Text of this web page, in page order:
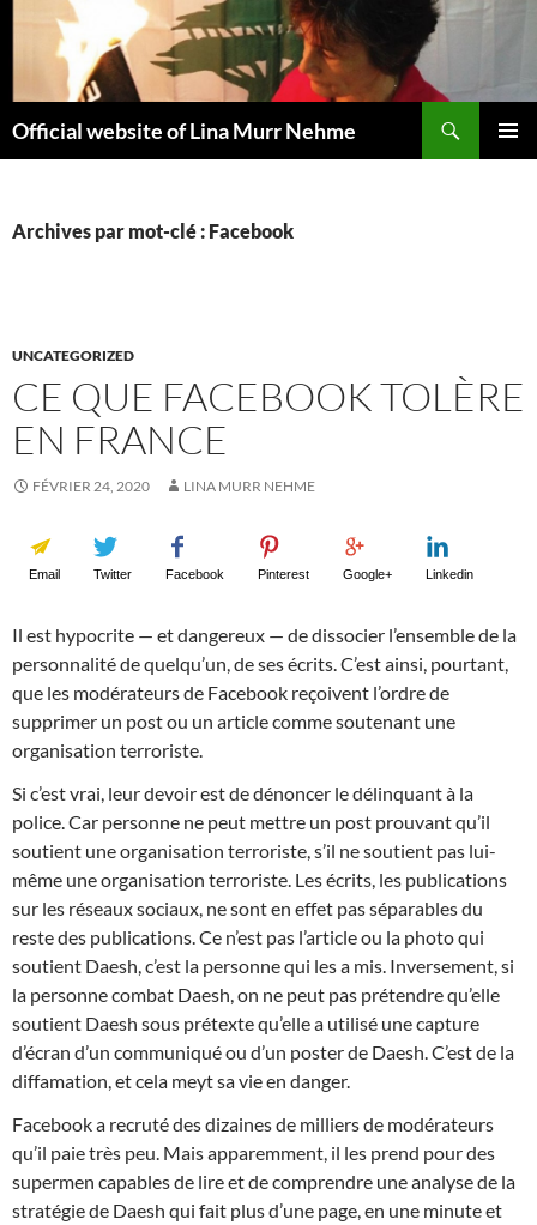
contenu
Official website of Lina Murr Nehme
Archives par mot-clé : Facebook
UNCATEGORIZED
CE QUE FACEBOOK TOLÈRE
EN FRANCE
FÉVRIER 24, 2020 LINA MURR NEHME
Email Twitter Facebook Pinterest Google+ Linkedin
Il est hypocrite — et dangereux — de dissocier l’ensemble de la
personnalité de quelqu’un, de ses écrits. C’est ainsi, pourtant,
que les modérateurs de Facebook reçoivent l’ordre de
supprimer un post ou un article comme soutenant une
organisation terroriste.
Si c’est vrai, leur devoir est de dénoncer le délinquant à la
police. Car personne ne peut mettre un post prouvant qu’il
soutient une organisation terroriste, s’il ne soutient pas lui-
même une organisation terroriste. Les écrits, les publications
sur les réseaux sociaux, ne sont en effet pas séparables du
reste des publications. Ce n’est pas l’article ou la photo qui
soutient Daesh, c’est la personne qui les a mis. Inversement, si
la personne combat Daesh, on ne peut pas prétendre qu’elle
soutient Daesh sous prétexte qu’elle a utilisé une capture
d’écran d’un communiqué ou d’un poster de Daesh. C’est de la
diffamation, et cela meyt sa vie en danger.
Facebook a recruté des dizaines de milliers de modérateurs
qu’il paie très peu. Mais apparemment, il les prend pour des
supermen capables de lire et de comprendre une analyse de la
stratégie de Daesh qui fait plus d’une page, en une minute et